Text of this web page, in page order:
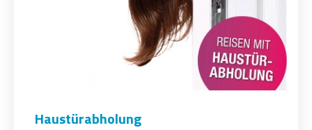
Haustürabholung